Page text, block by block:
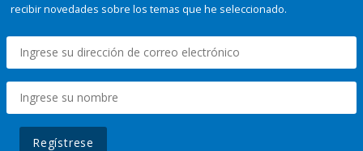
recibir novedades sobre los temas que he seleccionado.
Regístrese